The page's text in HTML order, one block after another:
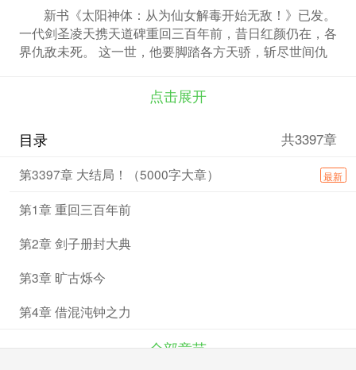
新书《太阳神体：从为仙女解毒开始无敌！》已发。
一代剑圣凌天携天道碑重回三百年前，昔日红颜仍在，各
界仇敌未死。 这一世，他要脚踏各方天骄，斩尽世间仇
点击展开
目录 共3397章
第3397章 大结局！（5000字大章） 最新
第1章 重回三百年前
第2章 剑子册封大典
第3章 旷古烁今
第4章 借混沌钟之力
全部章节